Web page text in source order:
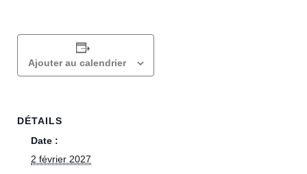
Ajouter au calendrier
DÉTAILS
Date :
2 février 2027